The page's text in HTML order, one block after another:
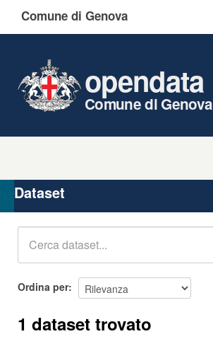
Comune di Genova
opendata
Comune di Genova
Organizzazioni
Gruppi
Dataset
Ordina per
1 dataset trovato